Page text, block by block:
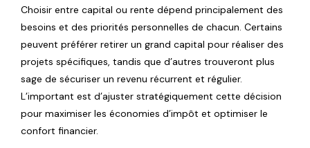
Choisir entre capital ou rente dépend principalement des
besoins et des priorités personnelles de chacun. Certains
peuvent préférer retirer un grand capital pour réaliser des
projets spécifiques, tandis que d’autres trouveront plus
sage de sécuriser un revenu récurrent et régulier.
L’important est d’ajuster stratégiquement cette décision
pour maximiser les économies d’impôt et optimiser le
confort financier.